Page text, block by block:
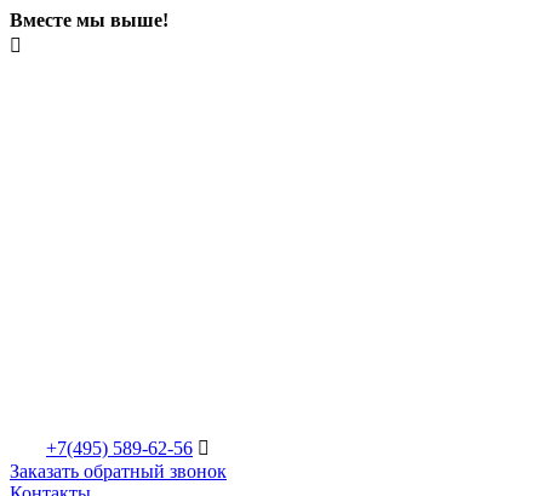
Вместе мы выше!

+7(495) 589-62-56 
Заказать обратный звонок